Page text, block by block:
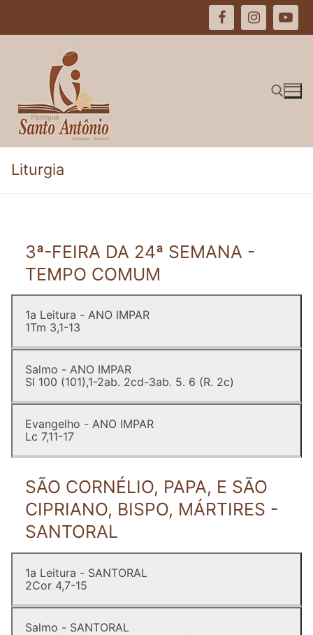
Pesquisar por:
Liturgia
3ª-FEIRA DA 24ª SEMANA -
TEMPO COMUM
1a Leitura - ANO IMPAR
1Tm 3,1-13
Salmo - ANO IMPAR
Sl 100 (101),1-2ab. 2cd-3ab. 5. 6 (R. 2c)
Evangelho - ANO IMPAR
Lc 7,11-17
SÃO CORNÉLIO, PAPA, E SÃO
CIPRIANO, BISPO, MÁRTIRES -
SANTORAL
1a Leitura - SANTORAL
2Cor 4,7-15
Salmo - SANTORAL